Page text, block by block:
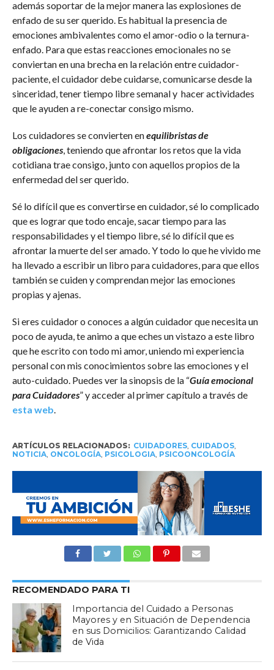
además soportar de la mejor manera las explosiones de
enfado de su ser querido. Es habitual la presencia de
emociones ambivalentes como el amor-odio o la ternura-
enfado. Para que estas reacciones emocionales no se
conviertan en una brecha en la relación entre cuidador-
paciente, el cuidador debe cuidarse, comunicarse desde la
sinceridad, tener tiempo libre semanal y hacer actividades
que le ayuden a re-conectar consigo mismo.
Los cuidadores se convierten enequilibristas de
obligaciones, teniendo que afrontar los retos que la vida
cotidiana trae consigo, junto con aquellos propios de la
enfermedad del ser querido.
Sé lo difícil que es convertirse en cuidador, sé lo complicado
que es lograr que todo encaje, sacar tiempo para las
responsabilidades y el tiempo libre, sé lo difícil que es
afrontar la muerte del ser amado. Y todo lo que he vivido me
ha llevado a escribir un libro para cuidadores, para que ellos
también se cuiden y comprendan mejor las emociones
propias y ajenas.
Si eres cuidador o conoces a algún cuidador que necesita un
poco de ayuda, te animo a que eches un vistazo a este libro
que he escrito con todo mi amor, uniendo mi experiencia
personal con mis conocimientos sobre las emociones y el
auto-cuidado. Puedes ver la sinopsis de la “Guía emocional
para Cuidadores” y acceder al primer capítulo a través de
esta web
ARTÍCULOS RELACIONADOS: CUIDADORES, CUIDADOS,
NOTICIA, ONCOLOGÍA, PSICOLOGIA, PSICOONCOLOGÍA
RECOMENDADO PARA TI
Importancia del Cuidado a Personas
Mayores y en Situación de Dependencia
en sus Domicilios: Garantizando Calidad
de Vida